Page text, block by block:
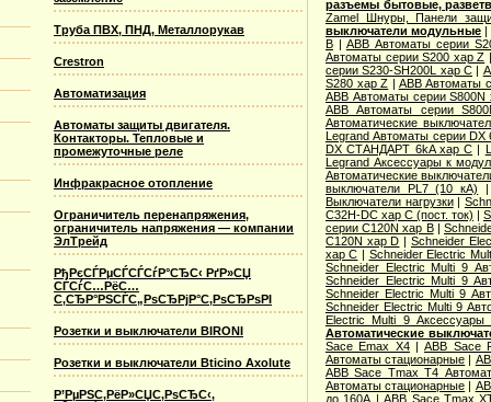
Труба ПВХ, ПНД, Металлорукав
Crestron
Автоматизация
Автоматы защиты двигателя.
Контакторы. Тепловые и
промежуточные реле
Инфракрасное отопление
Ограничитель перенапряжения,
ограничитель напряжения — компании
ЭлТрейд
РђРєСЃРµСЃСЃСѓР°СЂС‹ РґР»СЏ
СЃСѓС…РёС…
С‚СЂР°РЅСЃС„РѕСЂРјР°С‚РѕСЂРѕРІ
Розетки и выключатели BIRONI
Розетки и выключатели Bticino Axolute
Р’РµРЅС‚РёР»СЏС‚РѕСЂС‹,
разъемы бытовые,
Zamel Шнуры, Панели
выключатели модульные |
B| ABB Автоматы серии
Автоматы серии S200 хар Z
серии S230-SH200L хар С|
S280 хар Z | ABB Автоматы
ABB Автоматы серии S800N
ABB Автоматы серии
Автоматические
Legrand Автоматы серии DX
DX СТАНДАРТ 6kA хар C |
Legrand Аксессуары к
Автоматические
выключатели PL7 (10 кА)
Выключатели нагрузки|
C32H-DC хар C (пост. ток) |
серии C120N хар B|
C120N хар D | Schneider
хар C | Schneider Electric
Schneider Electric Multi 9
Schneider Electric Multi 9
Schneider Electric Multi 9
Schneider Electric Multi 9
Electric Multi 9
Автоматические
Sace Emax X4| ABB Sace
Автоматы стационарные |
ABB Sace Tmax T4
Автоматы стационарные |
до 160А |ABB Sace Tmax